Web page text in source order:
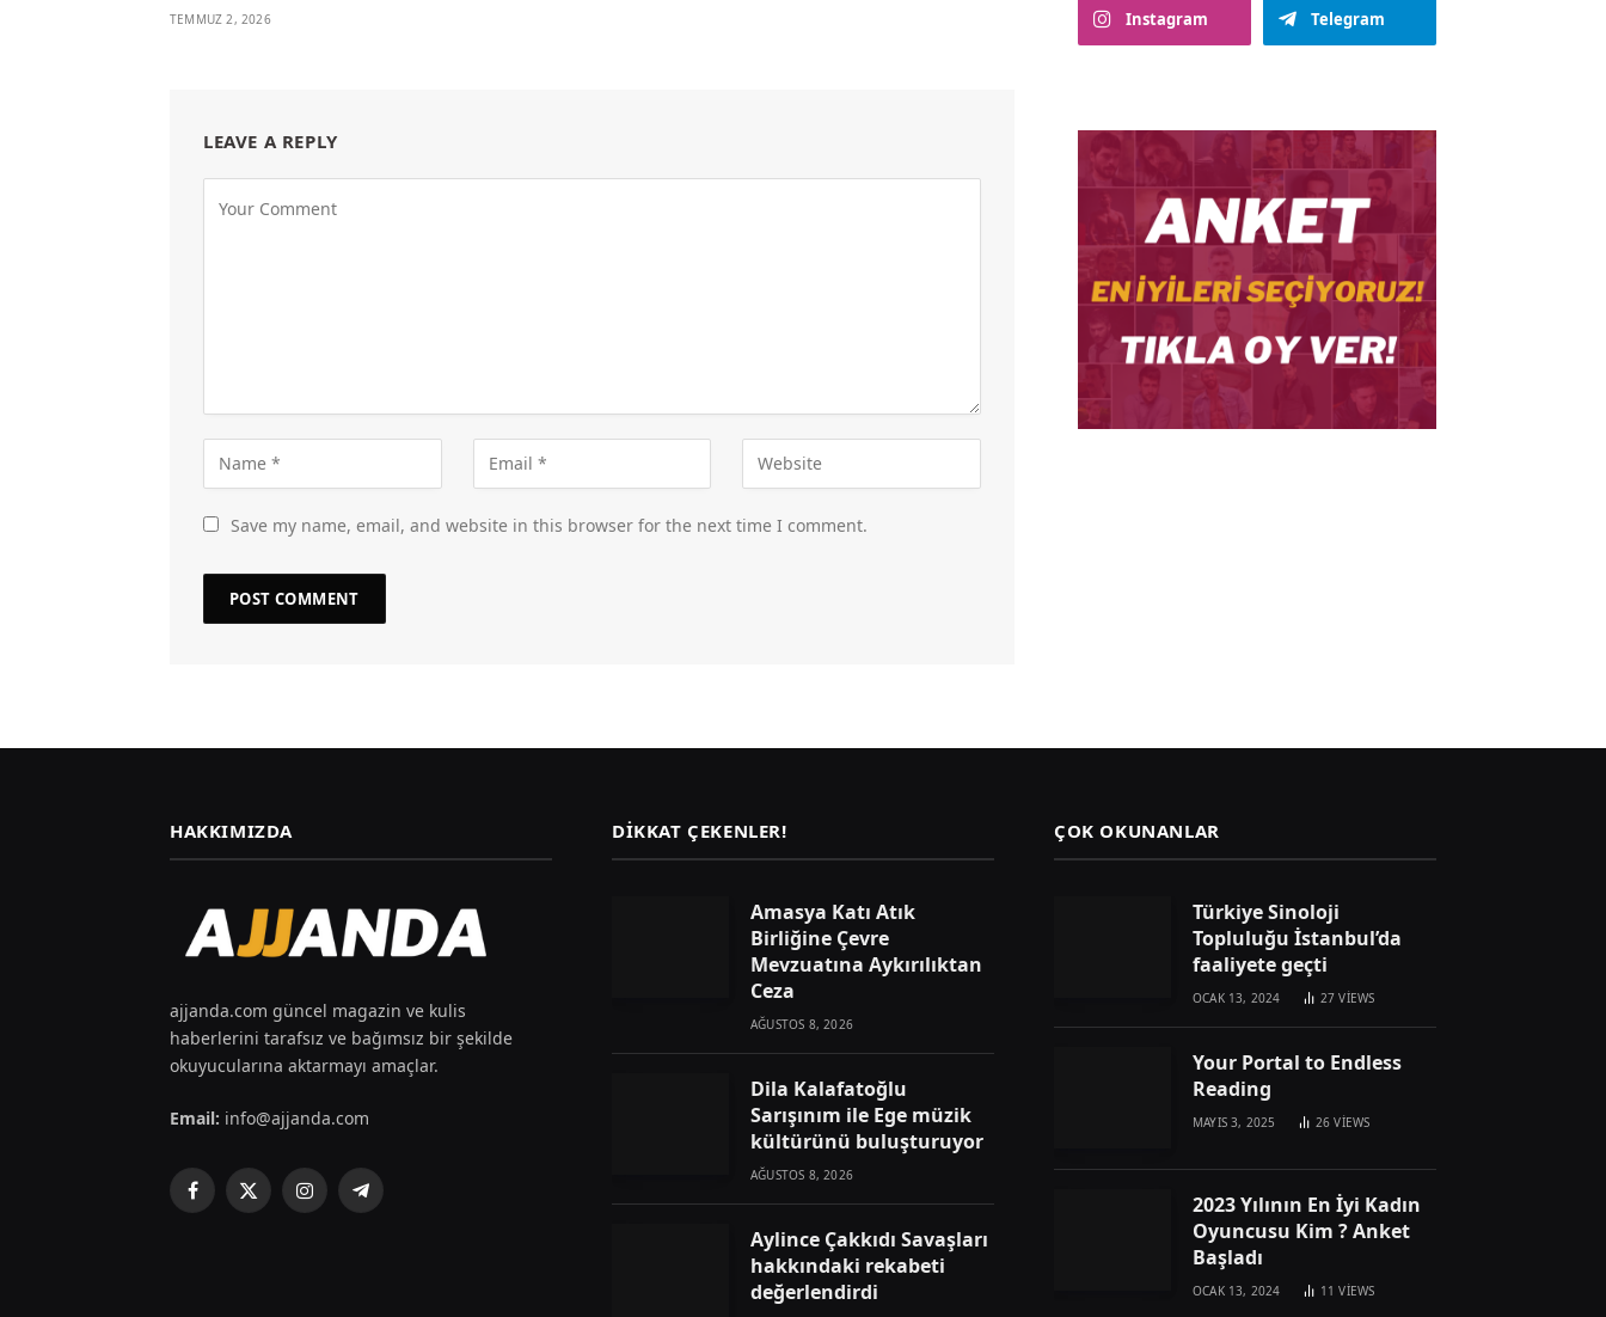
TEMMUZ 2, 2026
LEAVE A REPLY
Save my name, email, and website in this browser for the next time I comment.
Instagram Telegram
HAKKIMIZDA
ajjanda.com güncel magazin ve kulis
haberlerini tarafsız ve bağımsız bir şekilde
okuyucularına aktarmayı amaçlar.
Email: info@ajjanda.com
Facebook
X
InstagramTelegram
DIKKAT ÇEKENLER!
Amasya Katı Atık
Birliğine Çevre
Mevzuatına Aykırılıktan
Ceza
AĞUSTOS 8, 2026
Dila Kalafatoğlu
Sarışınım ile Ege müzik
kültürünü buluşturuyor
AĞUSTOS 8, 2026
Aylince Çakkıdı Savaşları
hakkındaki rekabeti
değerlendirdi
ÇOK OKUNANLAR
Türkiye Sinoloji
Topluluğu İstanbul’da
faaliyete geçti
OCAK 13, 2024 27VIEWS
Your Portal to Endless
Reading
MAYIS 3, 2025 26VIEWS
2023 Yılının En İyi Kadın
Oyuncusu Kim ? Anket
Başladı
OCAK 13, 2024 11VIEWS